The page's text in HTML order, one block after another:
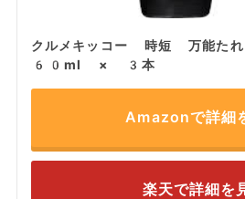
クルメキッコー 時短 万能た
60ml × 3本
Amazonで詳細
楽天で詳細を